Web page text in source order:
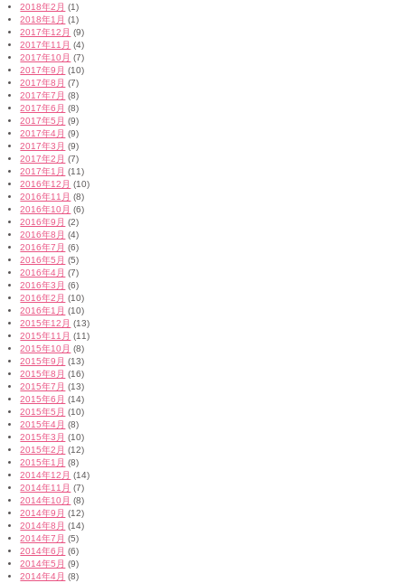
2018年2月 (1)
2018年1月 (1)
2017年12月 (9)
2017年11月 (4)
2017年10月 (7)
2017年9月 (10)
2017年8月 (7)
2017年7月 (8)
2017年6月 (8)
2017年5月 (9)
2017年4月 (9)
2017年3月 (9)
2017年2月 (7)
2017年1月 (11)
2016年12月 (10)
2016年11月 (8)
2016年10月 (6)
2016年9月 (2)
2016年8月 (4)
2016年7月 (6)
2016年5月 (5)
2016年4月 (7)
2016年3月 (6)
2016年2月 (10)
2016年1月 (10)
2015年12月 (13)
2015年11月 (11)
2015年10月 (8)
2015年9月 (13)
2015年8月 (16)
2015年7月 (13)
2015年6月 (14)
2015年5月 (10)
2015年4月 (8)
2015年3月 (10)
2015年2月 (12)
2015年1月 (8)
2014年12月 (14)
2014年11月 (7)
2014年10月 (8)
2014年9月 (12)
2014年8月 (14)
2014年7月 (5)
2014年6月 (6)
2014年5月 (9)
2014年4月 (8)